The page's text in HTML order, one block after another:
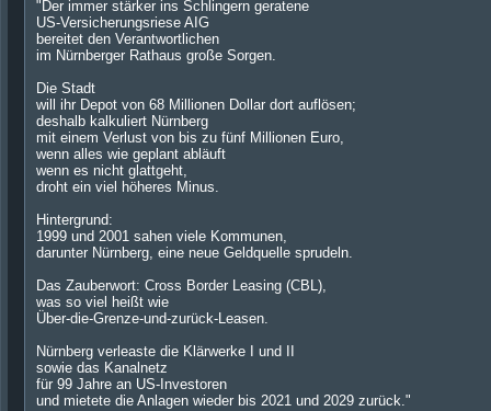
"Der immer stärker ins Schlingern geratene
US-Versicherungsriese AIG
bereitet den Verantwortlichen
im Nürnberger Rathaus große Sorgen.
Die Stadt
will ihr Depot von 68 Millionen Dollar dort auflösen;
deshalb kalkuliert Nürnberg
mit einem Verlust von bis zu fünf Millionen Euro,
wenn alles wie geplant abläuft
wenn es nicht glattgeht,
droht ein viel höheres Minus.
Hintergrund:
1999 und 2001 sahen viele Kommunen,
darunter Nürnberg, eine neue Geldquelle sprudeln.
Das Zauberwort: Cross Border Leasing (CBL),
was so viel heißt wie
Über-die-Grenze-und-zurück-Leasen.
Nürnberg verleaste die Klärwerke I und II
sowie das Kanalnetz
für 99 Jahre an US-Investoren
und mietete die Anlagen wieder bis 2021 und 2029 zurück."